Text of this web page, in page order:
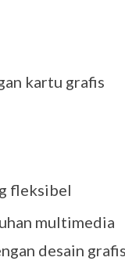
kartu grafis
fleksibel
multimedia
desain